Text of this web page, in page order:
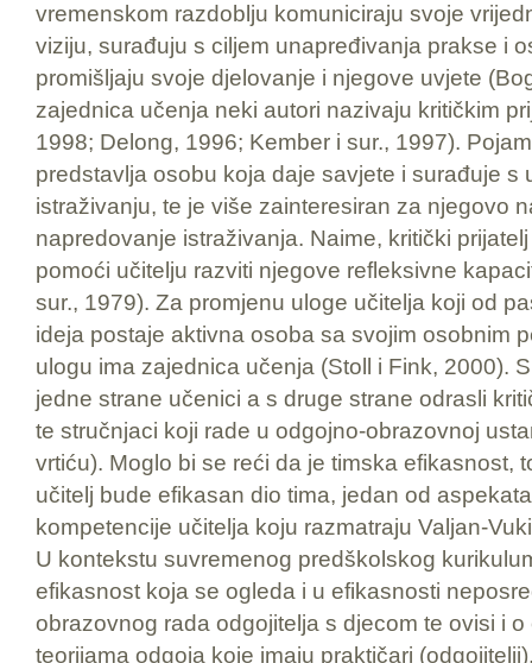
vremenskom razdoblju komuniciraju svoje
viziju, surađuju s ciljem unapređivanja prakse i
promišljaju svoje djelovanje i njegove uvjete
zajednica učenja neki autori nazivaju kritičkim
1998; Delong, 1996; Kember i sur., 1997).
predstavlja osobu koja daje savjete i surađuje s
istraživanju, te je više zainteresiran za njegovo
napredovanje istraživanja. Naime, kritički
pomoći učitelju razviti njegove refleksivne
sur., 1979). Za promjenu uloge učitelja koji od
ideja postaje aktivna osoba sa svojim osobnim
ulogu ima zajednica učenja (Stoll i Fink, 2000).
jedne strane učenici a s druge strane odrasli
te stručnjaci koji rade u odgojno-obrazovnoj
vrtiću). Moglo bi se reći da je timska efikasnost,
učitelj bude efikasan dio tima, jedan od
kompetencije učitelja koju razmatraju Valjan-
U kontekstu suvremenog predškolskog
efikasnost koja se ogleda i u efikasnosti
obrazovnog rada odgojitelja s djecom te ovisi i
teorijama odgoja koje imaju praktičari